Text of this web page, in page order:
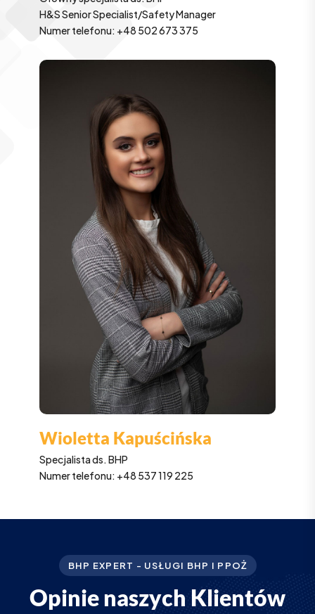
H&S Senior Specialist/Safety Manager
Numer telefonu: +48 502 673 375
Wioletta Kapuścińska
Specjalista ds. BHP
Numer telefonu: +48 537 119 225
BHP EXPERT - USŁUGI BHP I PPOŻ
Opinie naszych Klientów